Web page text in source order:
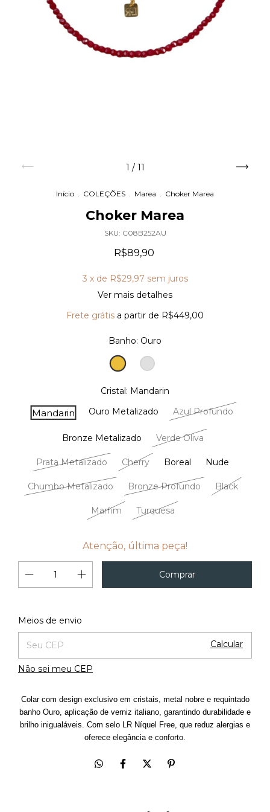
1 / 11
Início . COLEÇÕES . Marea . Choker Marea
Choker Marea
SKU: C08B252AU
R$89,90
3 x de R$29,97 sem juros
Ver mais detalhes
Frete grátis a partir de R$449,00
Banho: Ouro
Ouro Prata
Cristal: Mandarin
Mandarin Ouro Metalizado Azul Profundo
Bronze Metalizado Verde Oliva
Prata Metalizado Cherry Boreal Nude
Chumbo Metalizado Bronze Profundo Black
Marfim Turquesa
Atenção, última peça!
Entregas para o CEP:
Meios de envio
Calcular
Não sei meu CEP
Colar com design exclusivo em cristais, metal nobre e requintado
banho Ouro, aplicação de verniz italiano, garantindo durabilidade e
brilho inigualáveis. Com selo LR Níquel Free, que reduz alergias e
oferece elegância e conforto.